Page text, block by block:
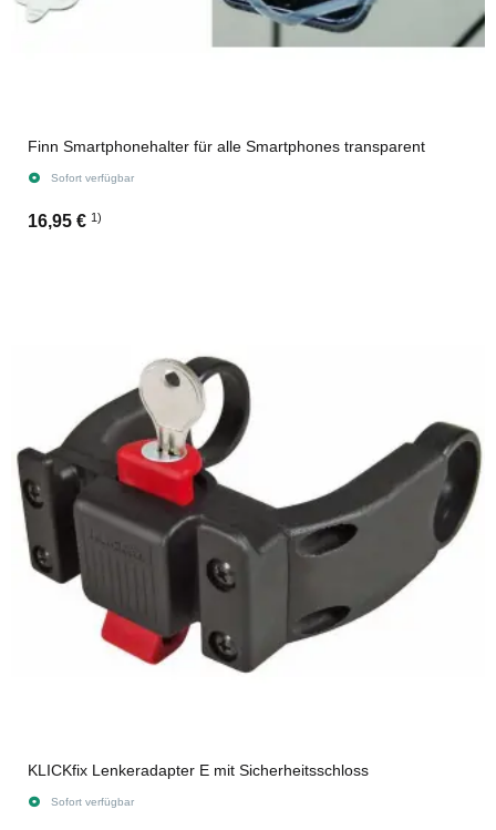
Finn Smartphonehalter für alle Smartphones transparent
Sofort verfügbar
16,95 € 1)
KLICKfix Lenkeradapter E mit Sicherheitsschloss
Sofort verfügbar